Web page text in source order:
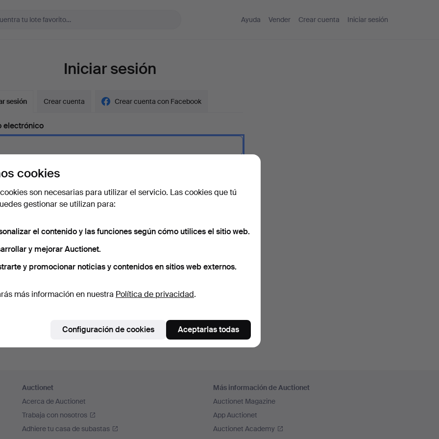
Ayuda Vender Crear cuenta Iniciar sesión
Iniciar sesión
sesión Crear cuenta Crear cuenta con Facebook
electrónico
la contraseña?
Auctionet
Acerca de Auctionet
Trabaja con nosotros
Adhiere tu casa de subastas
Más información de Auctionet
Auctionet Magazine
App Auctionet
Auctionet Academy
cookies
son necesarias para utilizar el servicio. Las cookies que tú
gestionar se utilizan para:
el contenido y las funciones según cómo utilices el sitio web.
y mejorar Auctionet.
y promocionar noticias y contenidos en sitios web externos.
más información en nuestra Política de privacidad.
Configuración de cookies Aceptarlas todas